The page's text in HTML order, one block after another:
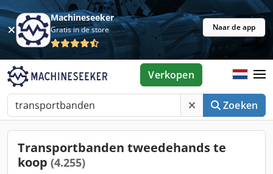
Machineseeker
Gratis in de store Naar de app
Zoeken
Verkopen
Transportbanden tweedehands te
koop (4.255)